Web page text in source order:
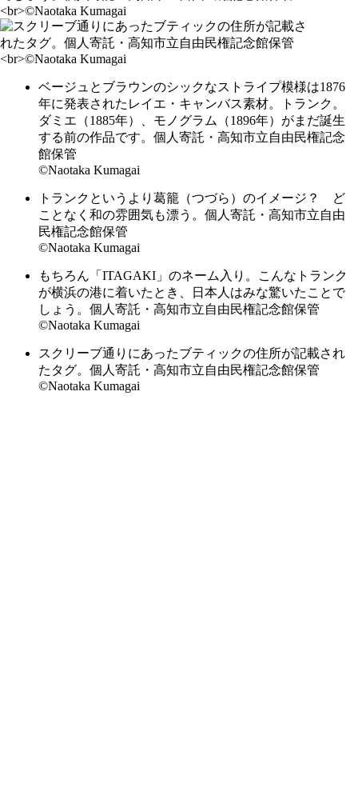
ベージュとブラウンのシックなストライプ模様は1876
年に発表されたレイエ・キャンバス素材。トランク。
ダミエ（1885年）、モノグラム（1896年）がまだ誕生
する前の作品です。個人寄託・高知市立自由民権記念
館保管
©Naotaka Kumagai
トランクというより葛籠（つづら）のイメージ？ ど
ことなく和の雰囲気も漂う。個人寄託・高知市立自由
民権記念館保管
©Naotaka Kumagai
もちろん「ITAGAKI」のネーム入り。こんなトランク
が横浜の港に着いたとき、日本人はみな驚いたことで
しょう。個人寄託・高知市立自由民権記念館保管
©Naotaka Kumagai
スクリーブ通りにあったブティックの住所が記載され
たタグ。個人寄託・高知市立自由民権記念館保管
©Naotaka Kumagai